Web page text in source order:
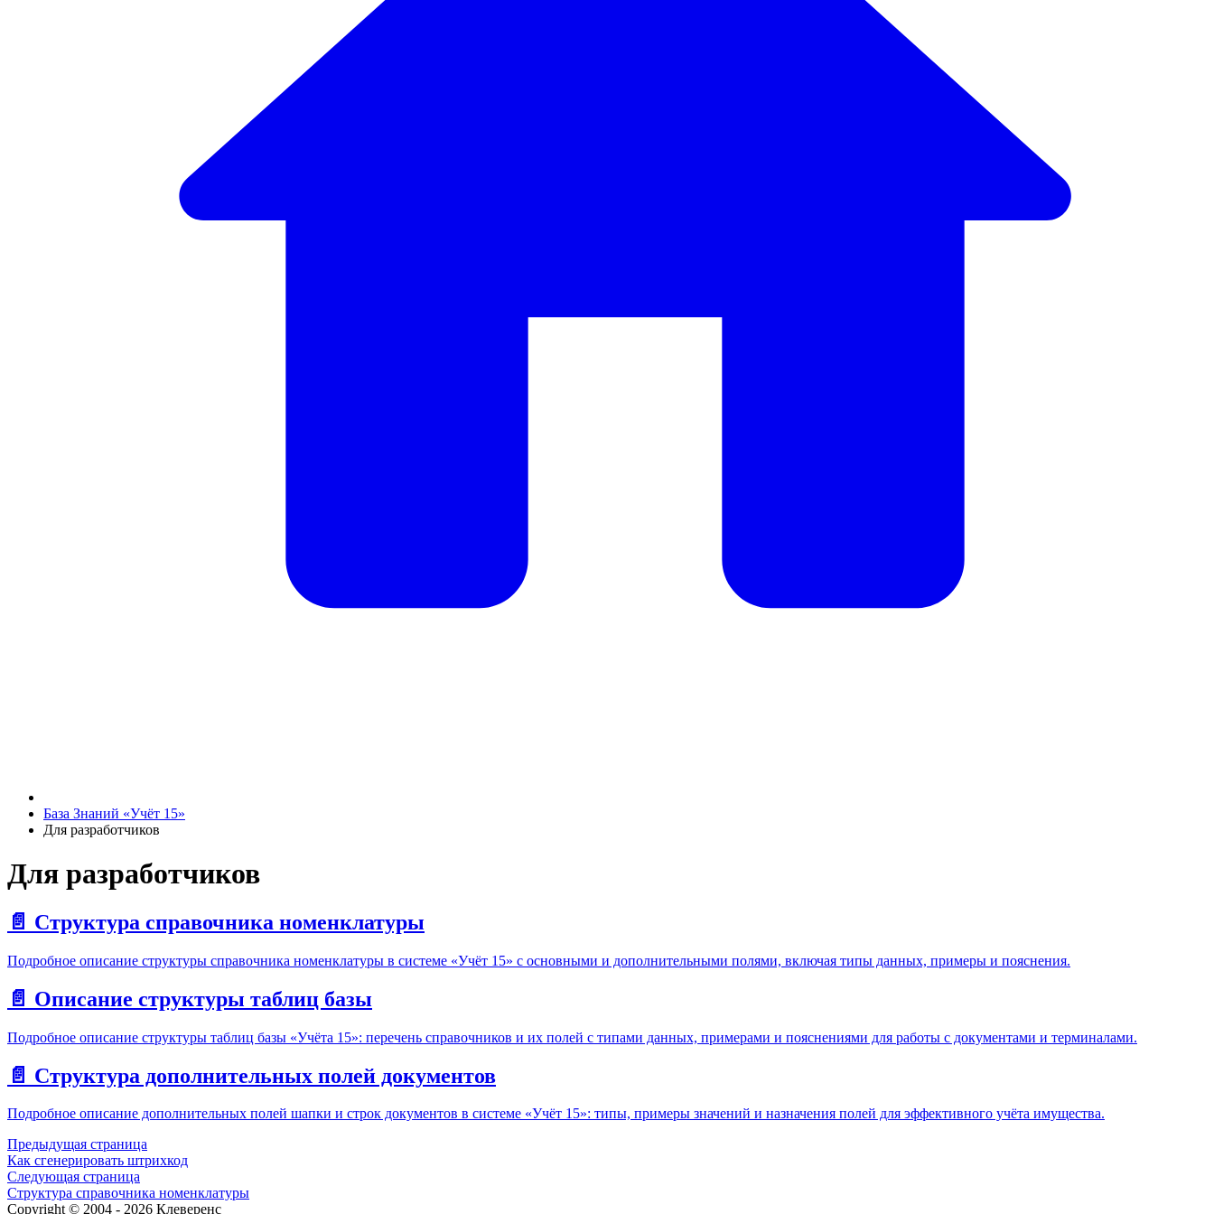
База Знаний «Учёт 15»
Для разработчиков
Для разработчиков
📄️ Структура справочника номенклатуры
Подробное описание структуры справочника номенклатуры в системе «Учёт 15» с основными и дополнительными полями, включая типы данных, примеры и пояснения.
📄️ Описание структуры таблиц базы
Подробное описание структуры таблиц базы «Учёта 15»: перечень справочников и их полей с типами данных, примерами и пояснениями для работы с документами и терминалами.
📄️ Структура дополнительных полей документов
Подробное описание дополнительных полей шапки и строк документов в системе «Учёт 15»: типы, примеры значений и назначения полей для эффективного учёта имущества.
Предыдущая страница
Как сгенерировать штрихкод
Следующая страница
Структура справочника номенклатуры
Copyright © 2004 - 2026 Клеверенс